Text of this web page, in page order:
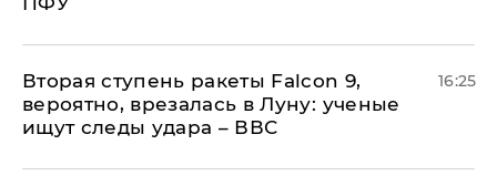
Вторая ступень ракеты Falcon 9,
вероятно, врезалась в Луну: ученые
ищут следы удара – ВВС
16:25